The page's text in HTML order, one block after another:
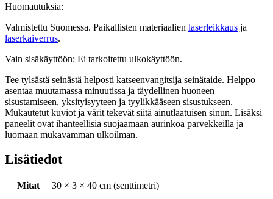
Huomautuksia:
Valmistettu Suomessa. Paikallisten materiaalien laserleikkaus ja
laserkaiverrus.
Vain sisäkäyttöön: Ei tarkoitettu ulkokäyttöön.
Tee tylsästä seinästä helposti katseenvangitsija seinätaide. Helppo
asentaa muutamassa minuutissa ja täydellinen huoneen
sisustamiseen, yksityisyyteen ja tyylikkääseen sisustukseen.
Mukautetut kuviot ja värit tekevät siitä ainutlaatuisen sinun. Lisäksi
paneelit ovat ihanteellisia suojaamaan aurinkoa parvekkeilla ja
luomaan mukavamman ulkoilman.
Lisätiedot
Mitat 30 × 3 × 40 cm (senttimetri)